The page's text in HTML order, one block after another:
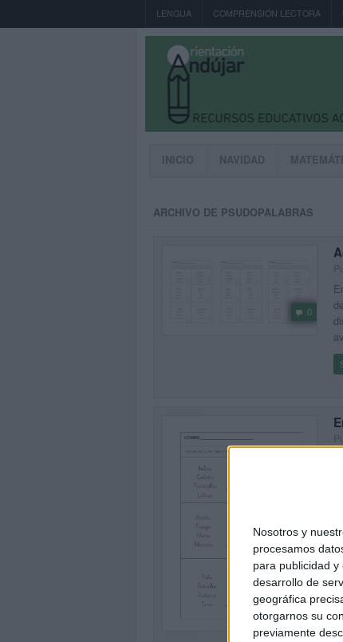
Nosotros y
procesamos
para publicidad
desarrollo de
geográfica
otorgarnos su
previamente
LENGUA COMPRENSIÓN LECTORA
INICIO NAVIDAD
ARCHIVO DE PSUDOPALABRAS
0
0